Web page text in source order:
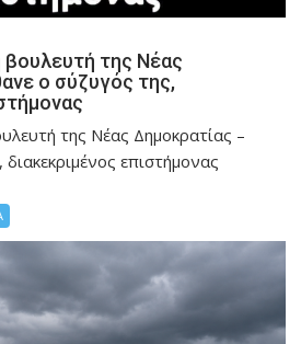
βουλευτή της Νέας
ο σύζυγός της,
της Νέας Δημοκρατίας –
επιστήμονας